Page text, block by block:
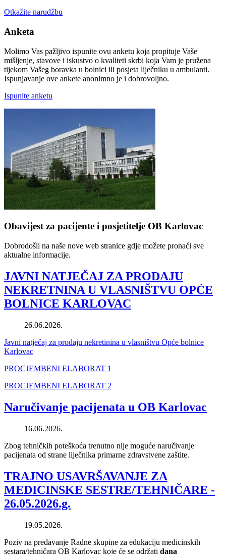
Otkažite narudžbu
Anketa
Molimo Vas pažljivo ispunite ovu anketu koja propituje Vaše
mišljenje, stavove i iskustvo o kvaliteti skrbi koja Vam je pružena
tijekom Vašeg boravka u bolnici ili posjeta liječniku u ambulanti.
Ispunjavanje ove ankete anonimno je i dobrovoljno.
Ispunite anketu
Obavijest za pacijente i posjetitelje OB Karlovac
Dobrodošli na naše nove web stranice gdje možete pronaći sve
aktualne informacije.
JAVNI NATJEČAJ ZA PRODAJU
NEKRETNINA U VLASNIŠTVU OPĆE
BOLNICE KARLOVAC
26.06.2026.
Javni natječaj za prodaju nekretinina u vlasništvu Opće bolnice
Karlovac
PROCJEMBENI ELABORAT 1
PROCJEMBENI ELABORAT 2
Naručivanje pacijenata u OB Karlovac
16.06.2026.
Zbog tehničkih poteškoća trenutno nije moguće naručivanje
pacijenata od strane liječnika primarne zdravstvene zaštite.
TRAJNO USAVRŠAVANJE ZA
MEDICINSKE SESTRE/TEHNIČARE -
26.05.2026.g.
19.05.2026.
Poziv na predavanje Radne skupine za edukaciju medicinskih
sestara/tehničara OB Karlovac koje će se održati dana